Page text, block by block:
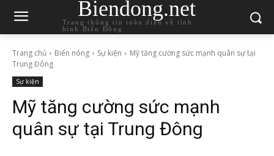
Biendong.net
Trang thông tin toàn diện về tình
hình Biển Đông
Trang chủ Biển nóng Sự kiện
Mỹ tăng cường sức mạnh quân sự tại
Trung Đông
Sự kiện
Mỹ tăng cường sức mạnh
quân sự tại Trung Đông